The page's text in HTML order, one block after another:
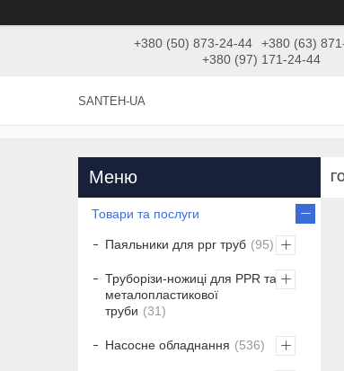
+380 (50) 873-24-44
+380 (63)
+380 (97) 171-24-44
SANTEH-UA
Товари та послуги
Паяльники для ppr труб 95
Труборізи-ножиці для PPR та
металопластикової
труби
31
Насосне обладнання 536